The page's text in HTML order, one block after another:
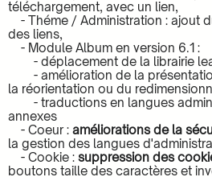
téléchargement, avec un lien,
- Théme / Administration : ajout
des liens,
- Module Album en version 6.1 :
- déplacement de la librairie
- amélioration de la
la réorientation ou du
- traductions en langues admin
annexes
- Coeur : améliorations de la
la gestion des langues
- Cookie : suppression des
boutons taille des caractères et